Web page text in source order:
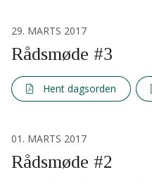
29. MARTS 2017
Rådsmøde #3
Hent dagsorden
01. MARTS 2017
Rådsmøde #2